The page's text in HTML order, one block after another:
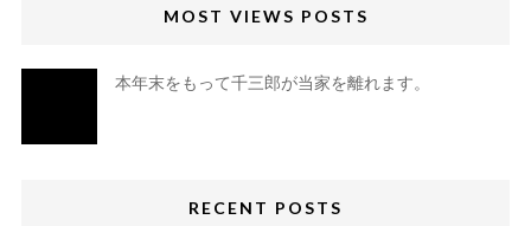
MOST VIEWS POSTS
本年末をもって千三郎が当家を離れます。
RECENT POSTS